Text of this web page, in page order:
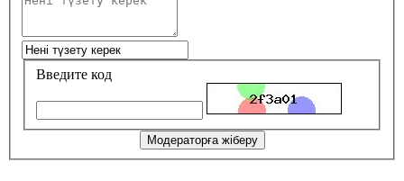
Введите код
Модераторға жіберу